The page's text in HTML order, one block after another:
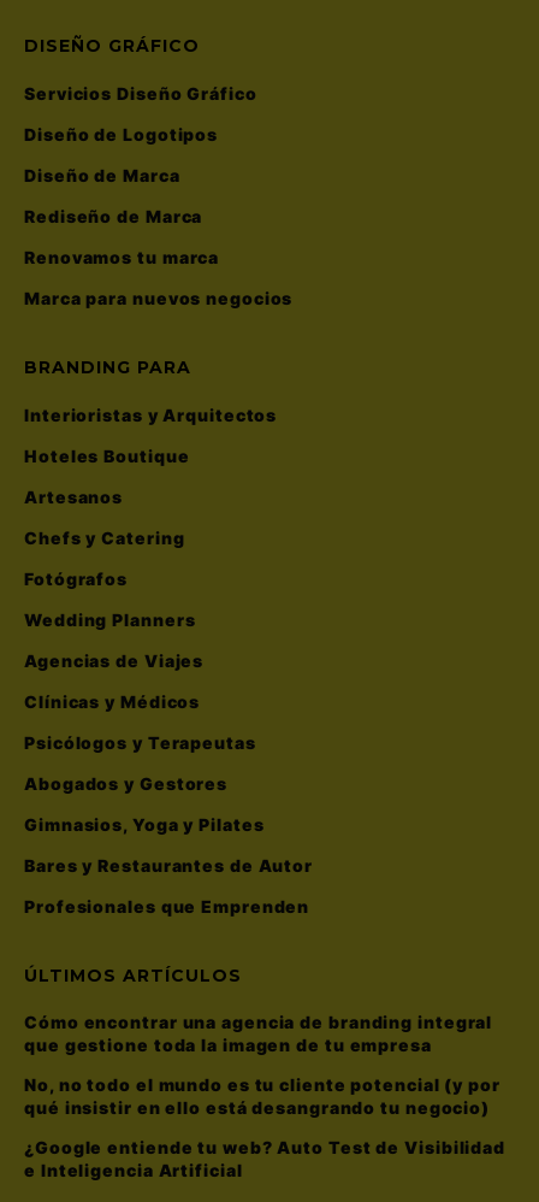
DISEÑO GRÁFICO
Servicios Diseño Gráfico
Diseño de Logotipos
Diseño de Marca
Rediseño de Marca
Renovamos tu marca
Marca para nuevos negocios
BRANDING PARA
Interioristas y Arquitectos
Hoteles Boutique
Artesanos
Chefs y Catering
Fotógrafos
Wedding Planners
Agencias de Viajes
Clínicas y Médicos
Psicólogos y Terapeutas
Abogados y Gestores
Gimnasios, Yoga y Pilates
Bares y Restaurantes de Autor
Profesionales que Emprenden
ÚLTIMOS ARTÍCULOS
Cómo encontrar una agencia de branding integral
que gestione toda la imagen de tu empresa
No, no todo el mundo es tu cliente potencial (y por
qué insistir en ello está desangrando tu negocio)
¿Google entiende tu web? Auto Test de Visibilidad
e Inteligencia Artificial